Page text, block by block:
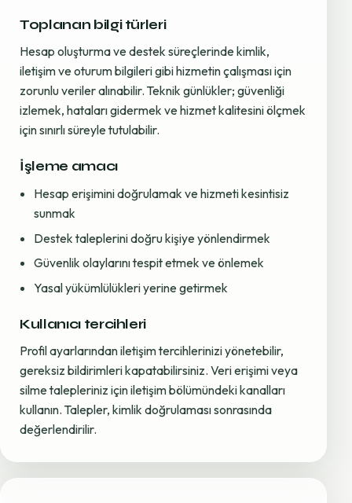
Toplanan bilgi türleri
Hesap oluşturma ve destek süreçlerinde kimlik,
iletişim ve oturum bilgileri gibi hizmetin çalışması için
zorunlu veriler alınabilir. Teknik günlükler; güvenliği
izlemek, hataları gidermek ve hizmet kalitesini ölçmek
için sınırlı süreyle tutulabilir.
İşleme amacı
Hesap erişimini doğrulamak ve hizmeti kesintisiz
sunmak
Destek taleplerini doğru kişiye yönlendirmek
Güvenlik olaylarını tespit etmek ve önlemek
Yasal yükümlülükleri yerine getirmek
Kullanıcı tercihleri
Profil ayarlarından iletişim tercihlerinizi yönetebilir,
gereksiz bildirimleri kapatabilirsiniz. Veri erişimi veya
silme talepleriniz için iletişim bölümündeki kanalları
kullanın. Talepler, kimlik doğrulaması sonrasında
değerlendirilir.